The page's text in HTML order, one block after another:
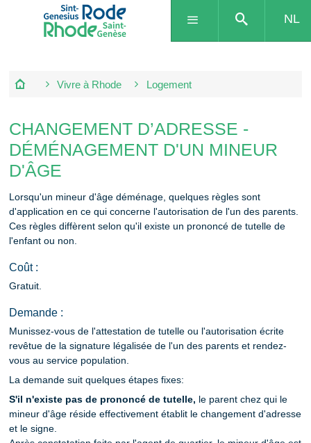
NL
Vivre à Rhode Logement
CHANGEMENT D’ADRESSE -
DÉMÉNAGEMENT D'UN MINEUR
D'ÂGE
Lorsqu'un mineur d'âge déménage, quelques règles sont
d'application en ce qui concerne l'autorisation de l'un des parents.
Ces règles diffèrent selon qu'il existe un prononcé de tutelle de
l'enfant ou non.
Coût :
Gratuit.
Demande :
Munissez-vous de l'attestation de tutelle ou l'autorisation écrite
revêtue de la signature légalisée de l'un des parents et rendez-
vous au service population.
La demande suit quelques étapes fixes:
S'il n'existe pas de prononcé de tutelle, le parent chez qui le
mineur d'âge réside effectivement établit le changement d'adresse
et le signe.